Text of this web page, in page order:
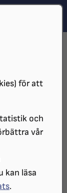
för att
och
vår
kan läsa
.
27